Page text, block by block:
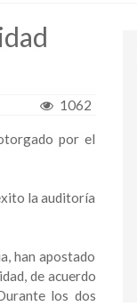
1062
por el
la auditoría
han apostado
de acuerdo
los dos